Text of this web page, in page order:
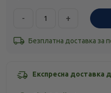
- +
Безплатна доставка за
Експресна доставка